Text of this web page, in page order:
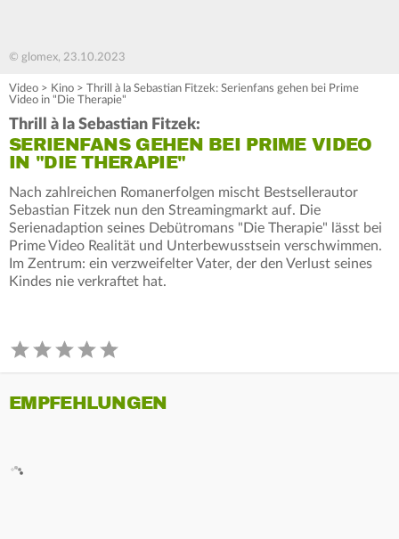
© glomex, 23.10.2023
Video > Kino > Thrill à la Sebastian Fitzek: Serienfans gehen bei Prime
Video in "Die Therapie"
Thrill à la Sebastian Fitzek:
SERIENFANS GEHEN BEI PRIME VIDEO
IN "DIE THERAPIE"
Nach zahlreichen Romanerfolgen mischt Bestsellerautor
Sebastian Fitzek nun den Streamingmarkt auf. Die
Serienadaption seines Debütromans "Die Therapie" lässt bei
Prime Video Realität und Unterbewusstsein verschwimmen.
Im Zentrum: ein verzweifelter Vater, der den Verlust seines
Kindes nie verkraftet hat.
EMPFEHLUNGEN